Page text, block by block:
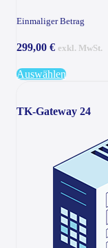
Einmaliger Betrag
299,00 € exkl. MwSt.
Auswählen
TK-Gateway 24